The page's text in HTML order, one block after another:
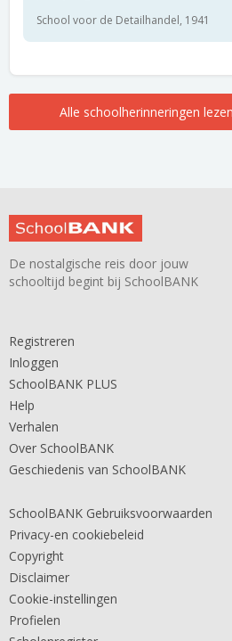
School voor de Detailhandel, 1941
Alle schoolherinneringen
De nostalgische reis door jouw
schooltijd begint bij SchoolBANK
Registreren
Inloggen
SchoolBANK PLUS
Help
Verhalen
Over SchoolBANK
Geschiedenis van SchoolBANK
SchoolBANK Gebruiksvoorwaarden
Privacy-en cookiebeleid
Copyright
Disclaimer
Cookie-instellingen
Profielen